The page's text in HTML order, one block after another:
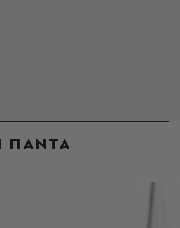
ΠΑΝΤΑ